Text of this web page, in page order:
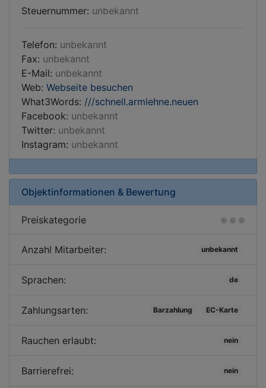
Steuernummer: unbekannt
Telefon: unbekannt
Fax: unbekannt
E-Mail: unbekannt
Web: Webseite besuchen
What3Words: ///schnell.armlehne.neuen
Facebook: unbekannt
Twitter: unbekannt
Instagram: unbekannt
Objektinformationen & Bewertung
Preiskategorie
Anzahl Mitarbeiter: unbekannt
Sprachen: de
Zahlungsarten: Barzahlung EC-Karte
Rauchen erlaubt: nein
Barrierefrei: nein